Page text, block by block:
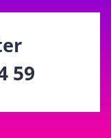
59